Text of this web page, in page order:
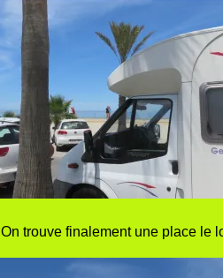
On trouve finalement une place le